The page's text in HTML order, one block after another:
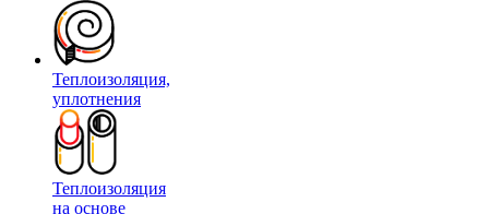
Теплоизоляция,
уплотнения
Теплоизоляция
на основе